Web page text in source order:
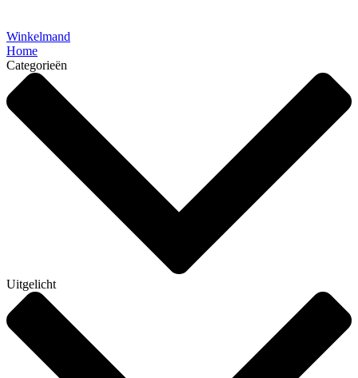
Winkelmand
Home
Categorieën
Uitgelicht